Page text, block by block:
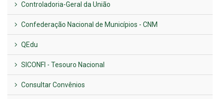
Controladoria-Geral da União
Confederação Nacional de Municípios - CNM
QEdu
SICONFI - Tesouro Nacional
Consultar Convênios